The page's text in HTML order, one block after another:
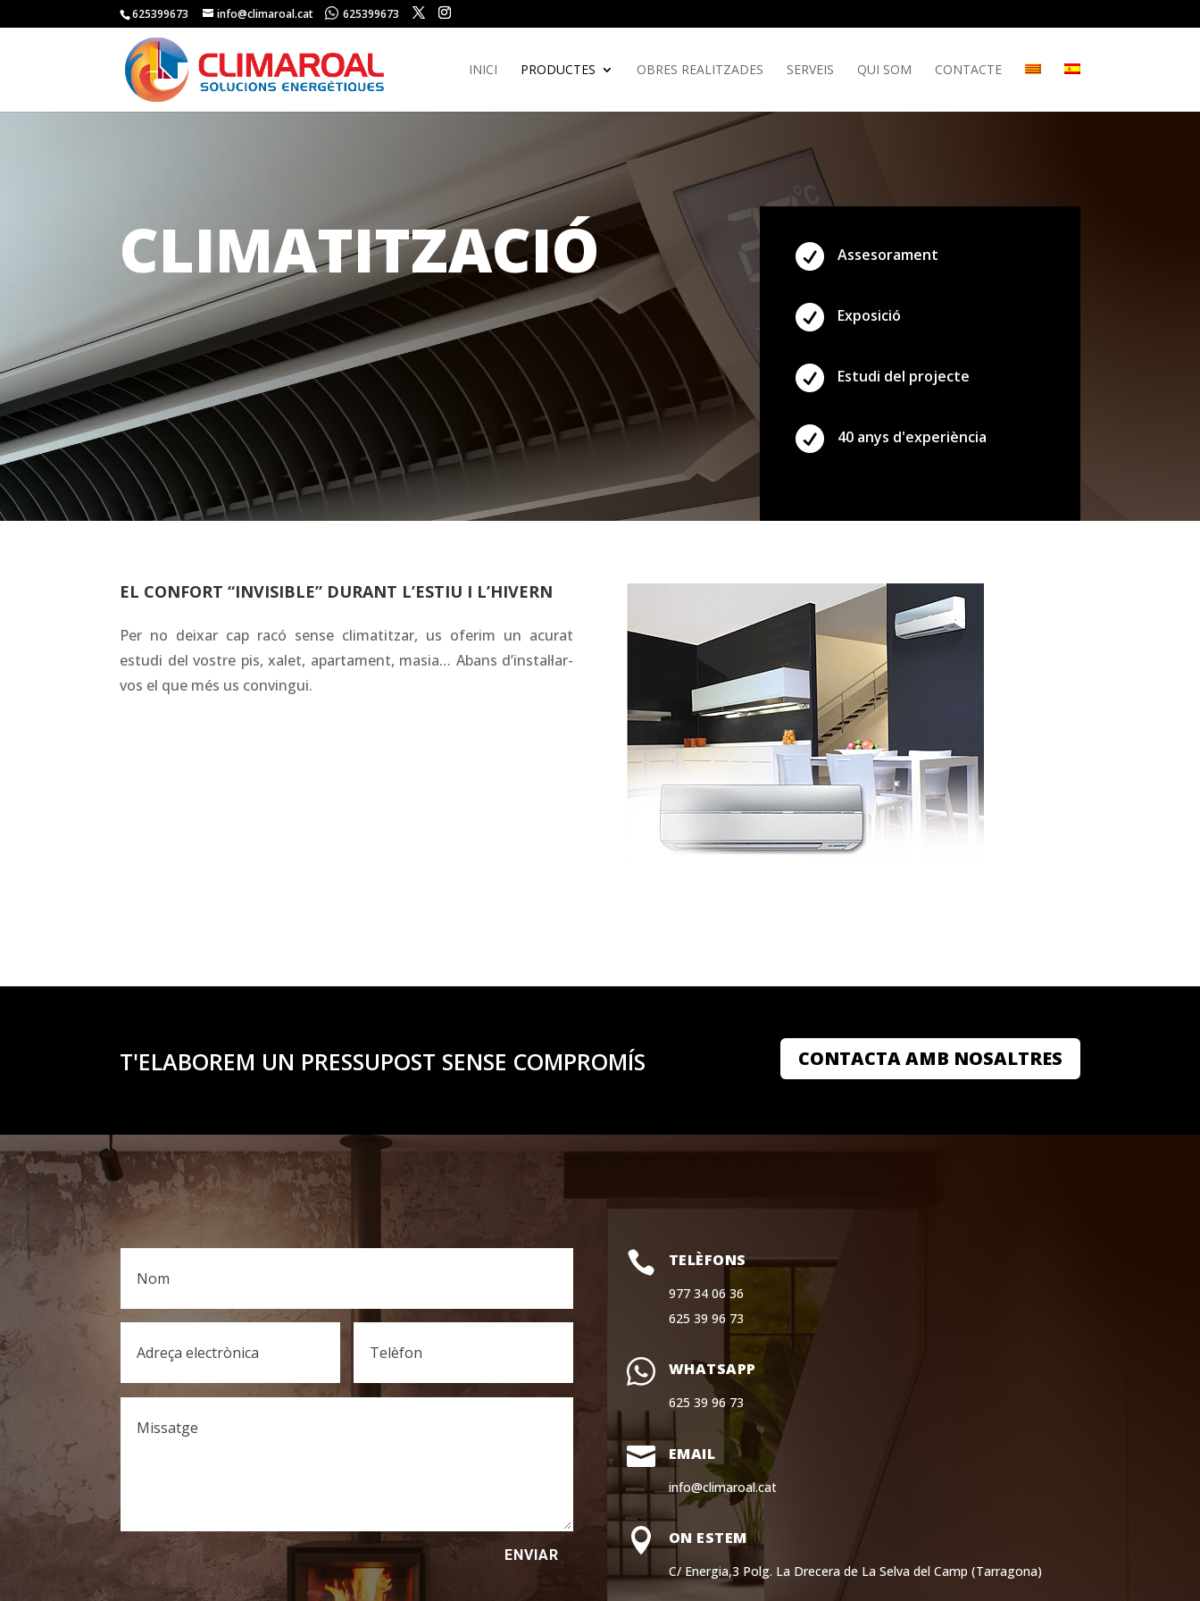
625399673 info@climaroal.cat 625399673
INICI PRODUCTES OBRES REALITZADES SERVEIS QUI SOM CONTACTE
CLIMATITZACIÓ  Assesorament
 Exposició
 Estudi del projecte
 40 anys d'experiència
EL CONFORT “INVISIBLE” DURANT L’ESTIU I L’HIVERN
Per no deixar cap racó sense climatitzar, us oferim un acurat
estudi del vostre pis, xalet, apartament, masia… Abans d’instal·lar-
vos el que més us convingui.
T'ELABOREM UN PRESSUPOST SENSE COMPROMÍS CONTACTA AMB NOSALTRES
ENVIAR
 TELÈFONS
977 34 06 36
625 39 96 73
WHATSAPP
625 39 96 73
 EMAIL
info@climaroal.cat
 ON ESTEM
C/ Energia,3 Polg. La Drecera de La Selva del Camp (Tarragona)